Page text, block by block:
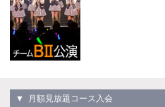
▼ 月額見放題コース入会